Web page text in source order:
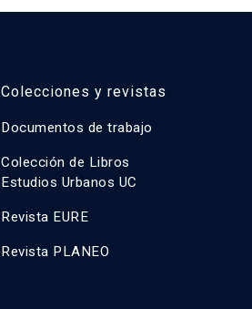
Colecciones y revistas
Documentos de trabajo
Colección de Libros
Estudios Urbanos UC
Revista EURE
Revista PLANEO